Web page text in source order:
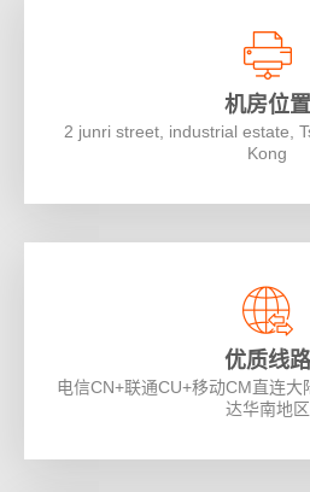
机房位置
2 junri street, industrial estate,
Kong
优质线路
电信CN+联通CU+移动CM直连
达华南地区